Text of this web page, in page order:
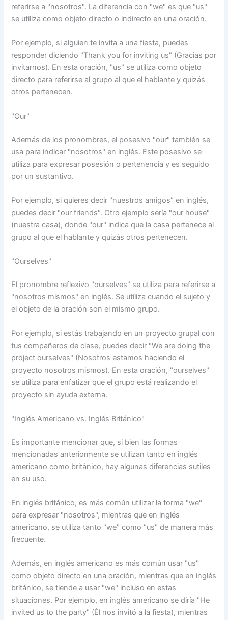
referirse a "nosotros". La diferencia con "we" es que "us"
se utiliza como objeto directo o indirecto en una oración.
Por ejemplo, si alguien te invita a una fiesta, puedes
responder diciendo "Thank you for inviting us" (Gracias por
invitarnos). En esta oración, "us" se utiliza como objeto
directo para referirse al grupo al que el hablante y quizás
otros pertenecen.
"Our"
Además de los pronombres, el posesivo "our" también se
usa para indicar "nosotros" en inglés. Este posesivo se
utiliza para expresar posesión o pertenencia y es seguido
por un sustantivo.
Por ejemplo, si quieres decir "nuestros amigos" en inglés,
puedes decir "our friends". Otro ejemplo sería "our house"
(nuestra casa), donde "our" indica que la casa pertenece al
grupo al que el hablante y quizás otros pertenecen.
"Ourselves"
El pronombre reflexivo "ourselves" se utiliza para referirse a
"nosotros mismos" en inglés. Se utiliza cuando el sujeto y
el objeto de la oración son el mismo grupo.
Por ejemplo, si estás trabajando en un proyecto grupal con
tus compañeros de clase, puedes decir "We are doing the
project ourselves" (Nosotros estamos haciendo el
proyecto nosotros mismos). En esta oración, "ourselves"
se utiliza para enfatizar que el grupo está realizando el
proyecto sin ayuda externa.
"Inglés Americano vs. Inglés Británico"
Es importante mencionar que, si bien las formas
mencionadas anteriormente se utilizan tanto en inglés
americano como británico, hay algunas diferencias sutiles
en su uso.
En inglés británico, es más común utilizar la forma "we"
para expresar "nosotros", mientras que en inglés
americano, se utiliza tanto "we" como "us" de manera más
frecuente.
Además, en inglés americano es más común usar "us"
como objeto directo en una oración, mientras que en inglés
británico, se tiende a usar "we" incluso en estas
situaciones. Por ejemplo, en inglés americano se diría "He
invited us to the party" (Él nos invitó a la fiesta), mientras